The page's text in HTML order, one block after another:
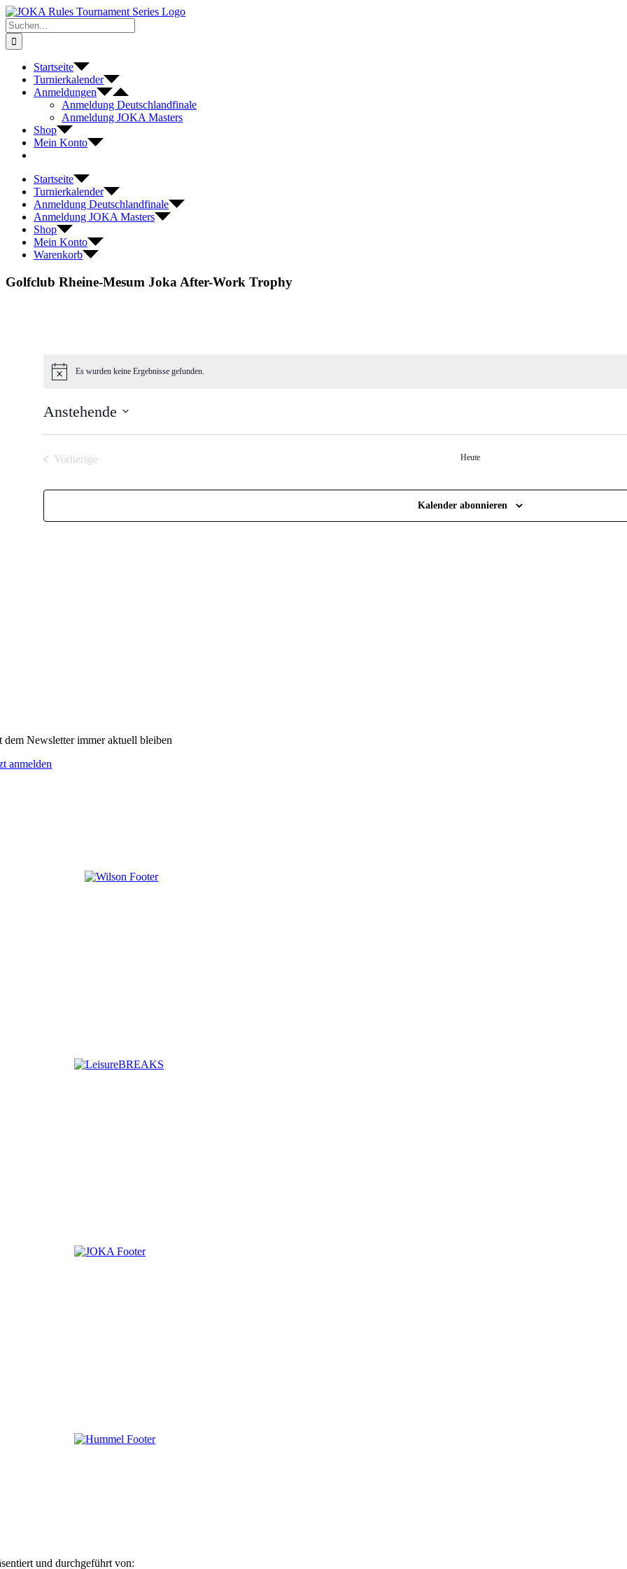
Zum
Inhalt
springen
Suche
nach:
Startseite
Turnierkalender
Anmeldungen
Anmeldung Deutschlandfinale
Anmeldung JOKA Masters
Shop
Mein Konto
Startseite
Turnierkalender
Anmeldung Deutschlandfinale
Anmeldung JOKA Masters
Shop
Mein Konto
Warenkorb
Golfclub Rheine-Mesum Joka After-Work Trophy
HinweisEs wurden keine Ergebnisse gefunden.
Anstehende
Vorherige
Heute
Kalender abonnieren
dem Newsletter immer aktuell bleiben
anmelden
und durchgeführt von: